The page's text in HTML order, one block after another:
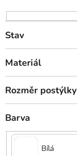
u
k
t
ů
Stav
Materiál
Rozměr postýlky
Barva
Bílá